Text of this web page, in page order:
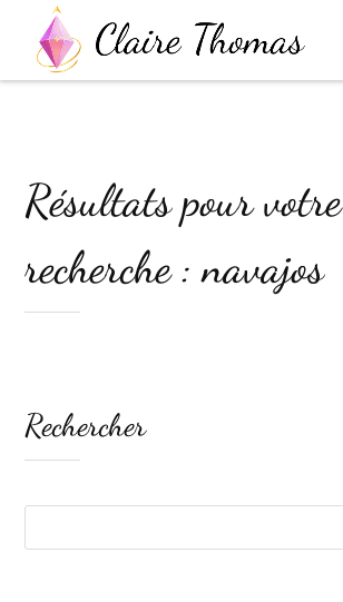
Résultats pour votre
recherche : navajos
Rechercher